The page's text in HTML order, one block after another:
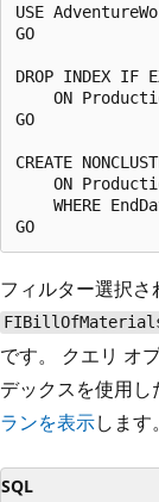
USE
GO
DROP INDEX
ON
GO
CREATE
ON
WHERE
フィルター選択
です。 クエリ オ
デックスを使用
ランを表示します。
SQL